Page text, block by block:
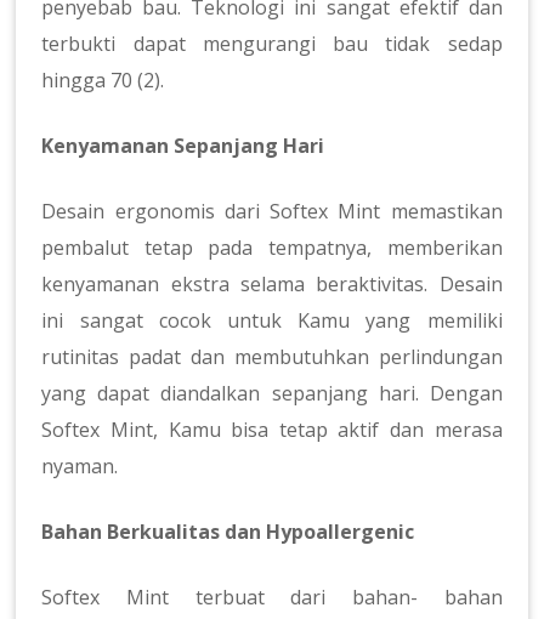
penyebab bau. Teknologi ini sangat efektif dan
terbukti dapat mengurangi bau tidak sedap
hingga 70 (2).
Kenyamanan Sepanjang Hari
Desain ergonomis dari Softex Mint memastikan
pembalut tetap pada tempatnya, memberikan
kenyamanan ekstra selama beraktivitas. Desain
ini sangat cocok untuk Kamu yang memiliki
rutinitas padat dan membutuhkan perlindungan
yang dapat diandalkan sepanjang hari. Dengan
Softex Mint, Kamu bisa tetap aktif dan merasa
nyaman.
Bahan Berkualitas dan Hypoallergenic
Softex Mint terbuat dari bahan- bahan